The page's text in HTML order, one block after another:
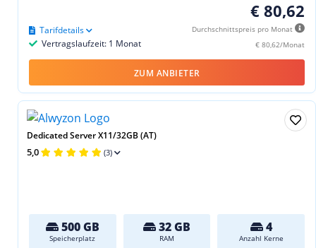
€ 80,62
Durchschnittspreis pro Monat
€ 80,62/Monat
Vertragslaufzeit: 1 Monat
Tarifdetails
ZUM ANBIETER
Dedicated Server X11/32GB (AT)
5,0 (3)
500 GB
Speicherplatz
32 GB
RAM
4
Anzahl Kerne